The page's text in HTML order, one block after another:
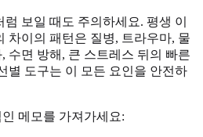
보일 때도 주의하세요. 평생 이
차이의 패턴은 질병, 트라우마, 물
수면 방해, 큰 스트레스 뒤의 빠른
별 도구는 이 모든 요인을 안전하
메모를 가져가세요: